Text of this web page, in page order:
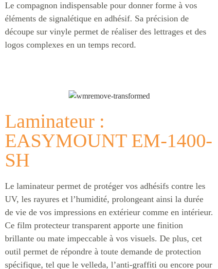
Le compagnon indispensable pour donner forme à vos
éléments de signalétique en adhésif. Sa précision de
découpe sur vinyle permet de réaliser des lettrages et des
logos complexes en un temps record.
Laminateur :
EASYMOUNT EM-1400-
SH
Le laminateur permet de protéger vos adhésifs contre les
UV, les rayures et l’humidité, prolongeant ainsi la durée
de vie de vos impressions en extérieur comme en intérieur.
Ce film protecteur transparent apporte une finition
brillante ou mate impeccable à vos visuels. De plus, cet
outil permet de répondre à toute demande de protection
spécifique, tel que le velleda, l’anti-graffiti ou encore pour